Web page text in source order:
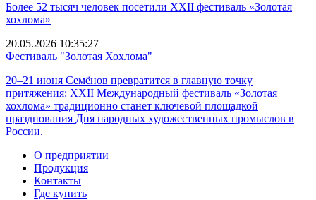
Более 52 тысяч человек посетили XXII фестиваль «Золотая
хохлома»
20.05.2026 10:35:27
Фестиваль "Золотая Хохлома"
20–21 июня Семёнов превратится в главную точку
притяжения: XXII Международный фестиваль «Золотая
хохлома» традиционно станет ключевой площадкой
празднования Дня народных художественных промыслов в
России.
О предприятии
Продукция
Контакты
Где купить